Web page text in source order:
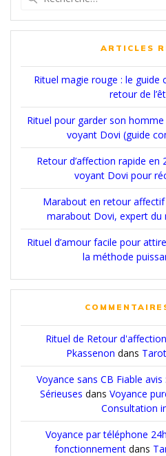
:
ARTICLES
Rituel magie rouge : le
retour de
Rituel pour garder son
voyant Dovi (guide
Retour d’affection rapide en
voyant Dovi pour
Marabout en retour
marabout Dovi, expert du
Rituel d’amour facile pour
la méthode
Rituel de Retour
Pkassenon dans
Voyance sans CB Fiable
Sérieuses dans Voyance
Consultation
Voyance par téléphone
fonctionnement dans